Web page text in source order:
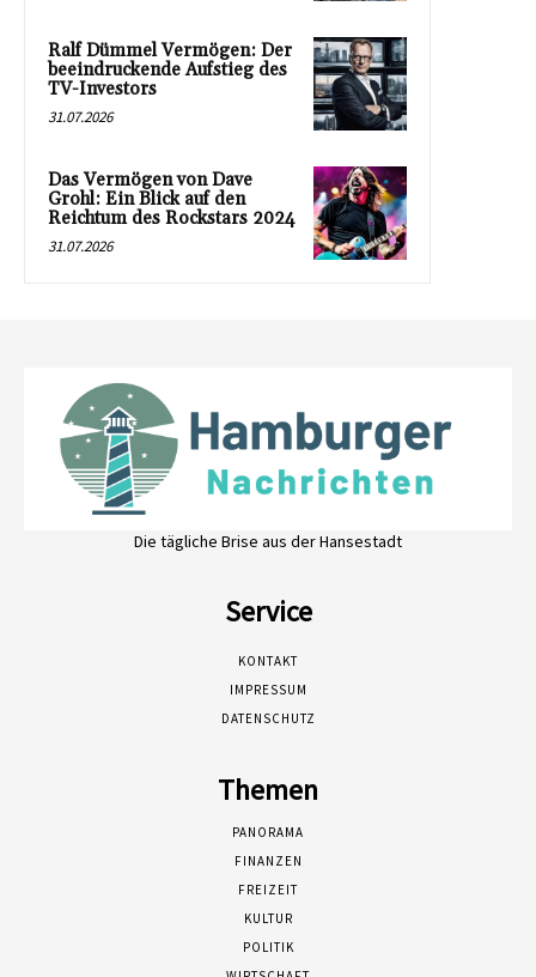
Ralf Dümmel Vermögen: Der
beeindruckende Aufstieg des
TV-Investors
31.07.2026
Das Vermögen von Dave
Grohl: Ein Blick auf den
Reichtum des Rockstars 2024
31.07.2026
Die tägliche Brise aus der Hansestadt
Service
KONTAKT
IMPRESSUM
DATENSCHUTZ
Themen
PANORAMA
FINANZEN
FREIZEIT
KULTUR
POLITIK